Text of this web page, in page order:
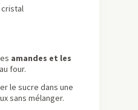
cristal
amandes et les
au four.
le sucre dans une
sans mélanger.